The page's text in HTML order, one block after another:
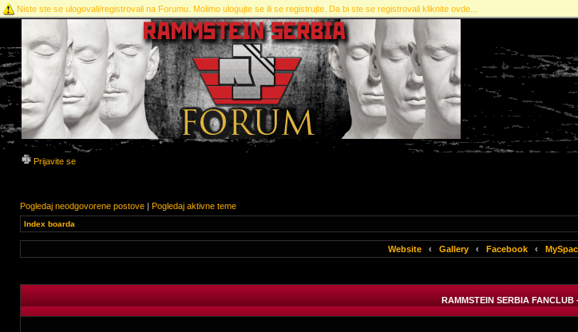
Niste ste se ulogovali/registrovali na Forumu. Molimo ulogujte se ili se registrujte. Da bi ste se registrovali kliknite ovde...
Prijavite se
Pogledaj neodgovorene postove | Pogledaj aktivne teme
Index boarda
Website ‹ Gallery ‹ Facebook ‹
RAMMSTEIN SERBIA